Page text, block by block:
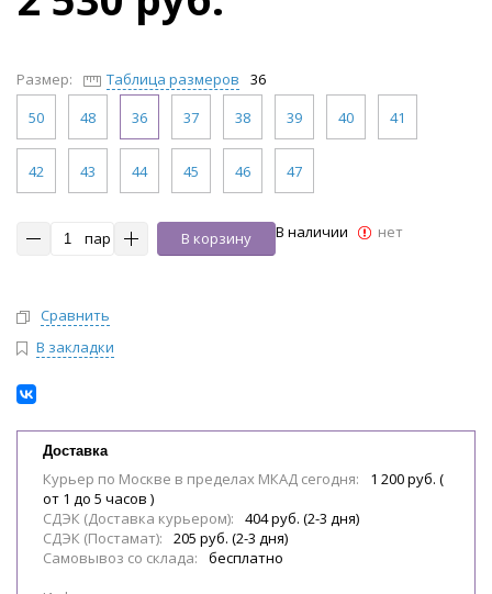
Размер: Таблица размеров
36
50
48 36 37 38 39 40 41
42 43 44 45 46 47
пар В корзину В наличии нет
Сравнить
В закладки
Доставка
Курьер по Москве в пределах МКАД сегодня:
1 200 руб. (
от 1 до 5 часов )
СДЭК (Доставка курьером):
404 руб. (2-3 дня)
СДЭК (Постамат):
205 руб. (2-3 дня)
Самовывоз со склада:
бесплатно